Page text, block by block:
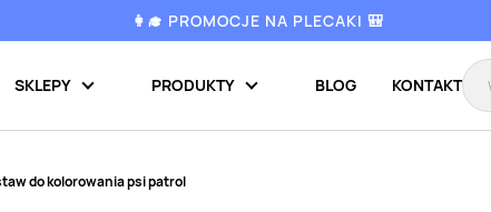
👩‍🎓 PROMOCJE NA PLECAKI 🎒
SKLEPY PRODUKTY BLOG KONTAKT
do kolorowania psi patrol